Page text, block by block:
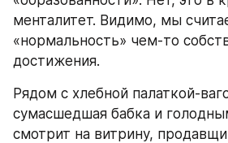
менталитет. Видимо, мы
«нормальность» чем-то
достижения.
Рядом с хлебной палаткой-
сумасшедшая бабка и
смотрит на витрину,